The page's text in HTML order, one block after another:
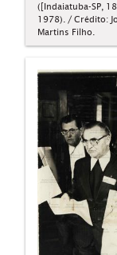
([Indaiatuba-SP,
1978). / Crédito:
Martins Filho.